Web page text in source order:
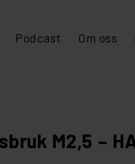
Podcast Om oss
M2,5 –